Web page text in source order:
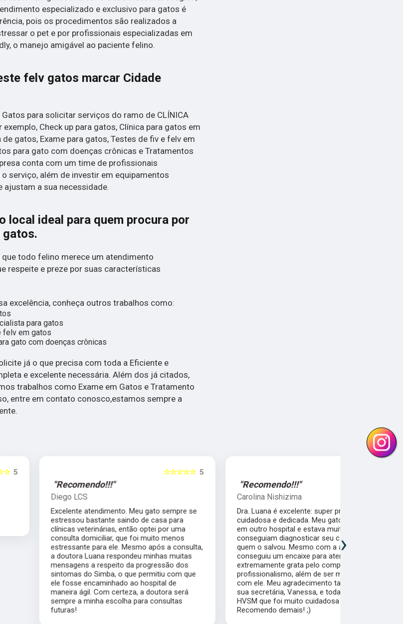
especializado e exclusivo para gatos é
pois os procedimentos são realizados a
o pet e por profissionais especializadas em
o manejo amigável ao paciente felino.
felv gatos marcar Cidade
Gatos para solicitar serviços do ramo de CLÍNICA
exemplo, Check up para gatos, Clínica para gatos em
de gatos, Exame para gatos, Testes de fiv e felv em
para gato com doenças crônicas e Tratamentos
conta com um time de profissionais
serviço, além de investir em equipamentos
ajustam a sua necessidade.
local ideal para quem procura por
gatos.
todo felino merece um atendimento
respeite e preze por suas características
excelência, conheça outros trabalhos como:
para gatos
felv em gatos
gato com doenças crônicas
já o que precisa com toda a Eficiente e
e excelente necessária. Além dos já citados,
trabalhos como Exame em Gatos e Tratamento
entre em contato conosco,estamos sempre a
atendimento. Meu gato sempre se
bastante saindo de casa para
veterinárias, então optei por uma
domiciliar, que foi muito menos
para ele. Mesmo após a consulta,
doutora Luana respondeu minhas muitas
a respeito da progressão dos
do Simba, o que permitiu com que
fosse encaminhado ao hospital de
ágil. Com certeza, a doutora será
a minha escolha para consultas
"Recomendo!!!"
Carolina Nishizima
Dra. Luana é excelente: super profissional,
cuidadosa e dedicada. Meu gato foi internado
em outro hospital e estava muito mal, não
conseguiam diagnosticar seu caso. Foi ela
quem o salvou. Mesmo com a agenda cheia,
conseguiu um encaixe para atendê-lo. Sou
extremamente grata pelo comprometimento e
profissionalismo, além de ser muito carinhosa
com ele. Meu agradecimento também vai para
sua secretária, Vanessa, e toda a equipe do
HVSM que foi muito cuidadosa e competente.
Recomendo demais! ;)
›